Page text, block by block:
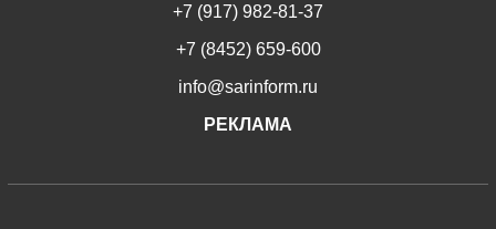
+7 (917) 982-81-37
+7 (8452) 659-600
info@sarinform.ru
РЕКЛАМА